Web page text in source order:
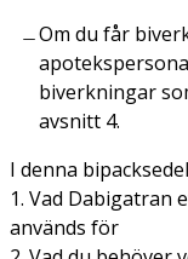
Om du får
biverkningar
avsnitt 4.
I denna
1. Vad Dabigatran
används för